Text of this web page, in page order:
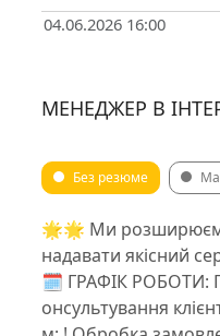
04.06.2026 16:00
МЕНЕДЖЕР В
Без резюме
🌟🌟 Ми
надавати якісний
🗓 ГРАФІК РОБОТИ:
онсультування